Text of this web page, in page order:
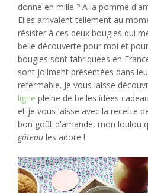
donne en mille ? A la pomme
Elles arrivaient tellement au
résister à ces deux bougies qui
belle découverte pour moi et
bougies sont fabriquées en
sont joliment présentées dans
refermable. Je vous laisse
ligne pleine de belles idées
et je vous laisse avec la recette
bon goût d'amande, mon loulou
gâteau les adore !